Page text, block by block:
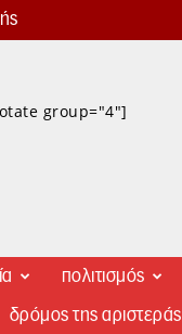
group="4"]
πολιτισμός
δρόμος της αριστεράς